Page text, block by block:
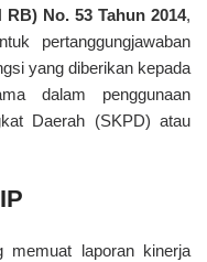
No. 53 Tahun 2014,
pertanggungjawaban
yang diberikan kepada
dalam penggunaan
Daerah (SKPD) atau
memuat laporan kinerja